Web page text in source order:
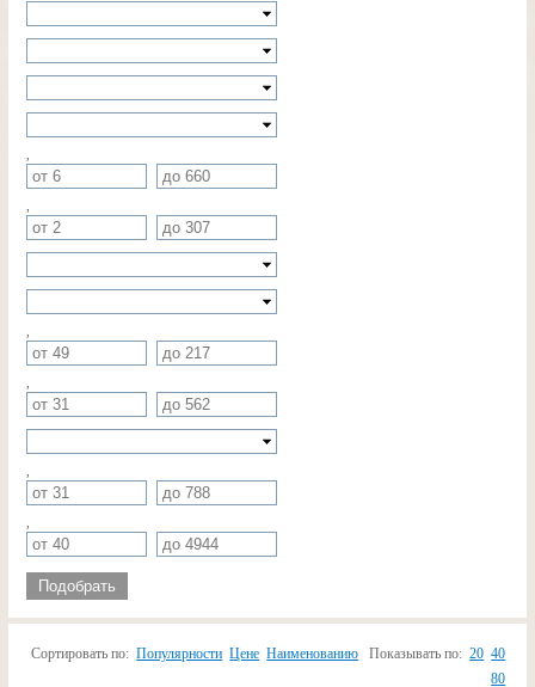
Подобрать
Сортировать по: Популярности Цене Наименованию Показывать по: 20 40
80